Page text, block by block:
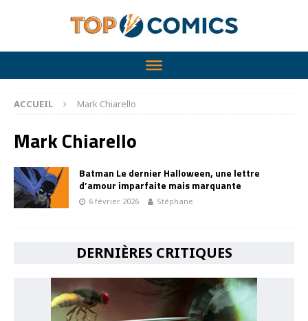
ACCUEIL Mark Chiarello
Mark Chiarello
Batman Le dernier Halloween, une lettre
d’amour imparfaite mais marquante
6 février 2026 Stéphane
DERNIÈRES CRITIQUES